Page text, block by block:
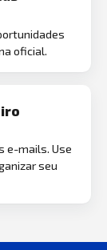
oficial.
e-mails. Use
seu